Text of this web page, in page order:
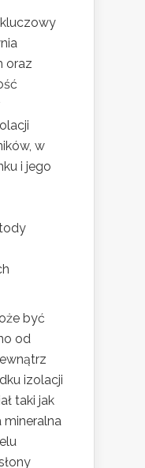
oraz
w
i jego
być
od
izolacji
taki jak
mineralna